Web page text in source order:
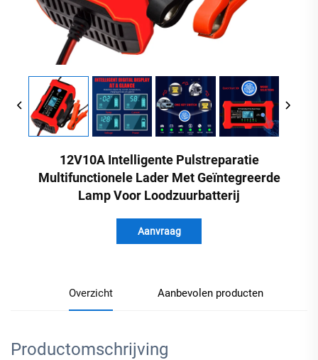
12V10A Intelligente Pulstreparatie
Multifunctionele Lader Met Geïntegreerde
Lamp Voor Loodzuurbatterij
Aanvraag
Overzicht Aanbevolen producten
Productomschrijving